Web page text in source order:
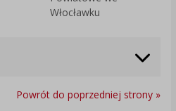
Włocławku
Powrót do poprzedniej strony »